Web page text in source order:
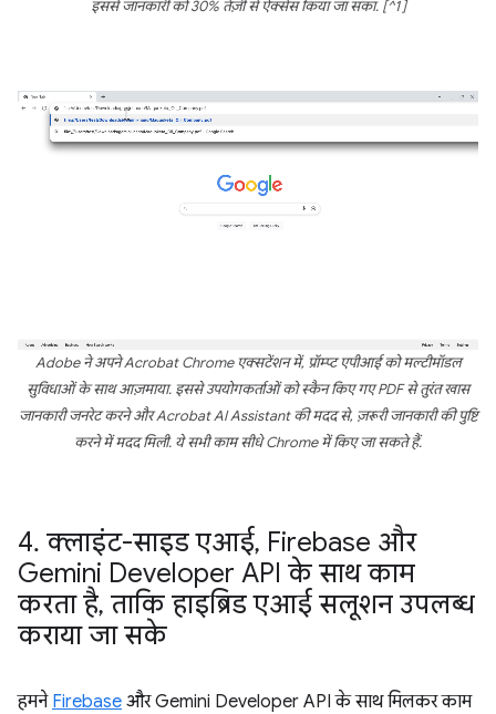
इससे जानकारी को 30% तेज़ी से ऐक्सेस किया जा सका. [^1]
Adobe ने अपने Acrobat Chrome एक्सटेंशन में, प्रॉम्प्ट एपीआई को मल्टीमॉडल
सुविधाओं के साथ आज़माया. इससे उपयोगकर्ताओं को स्कैन किए गए PDF से तुरंत खास
जानकारी जनरेट करने और Acrobat AI Assistant की मदद से, ज़रूरी जानकारी की पुष्टि
करने में मदद मिली. ये सभी काम सीधे Chrome में किए जा सकते हैं.
4. क्लाइंट-साइड एआई, Firebase और
Gemini Developer API के साथ काम
करता है, ताकि हाइब्रिड एआई सलूशन उपलब्ध
कराया जा सके
हमने Firebase और Gemini Developer API के साथ मिलकर काम